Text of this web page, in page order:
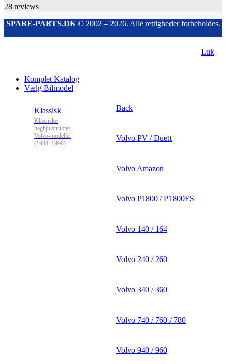
28 reviews
SPARE-PARTS.DK© 2002 – 2026. Alle rettigheder forbeholdes.
Luk
Komplet Katalog
Vælg Bilmodel
Klassisk
Klassiske
baghjulstrukne
Volvo-modeller
(1944–1998)
Back
Volvo PV / Duett
Volvo Amazon
Volvo P1800 / P1800ES
Volvo 140 / 164
Volvo 240 / 260
Volvo 340 / 360
Volvo 740 / 760 / 780
Volvo 940 / 960